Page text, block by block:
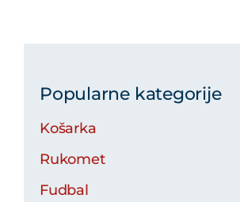
Popularne kategorije
Košarka
Rukomet
Fudbal